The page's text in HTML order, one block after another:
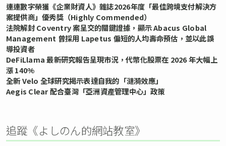
連連數字榮獲《企業財資人》雜誌2026年度「最佳跨境支付解決方
案提供商」優秀獎（Highly Commended）
法院解封 Coventry 案呈交的關鍵證據，顯示 Abacus Global
Management 曾採用 Lapetus 偏短的人均壽命預估，並以此誤
導投資者
DeFiLlama 最新研究報告呈現市況，代幣化股票在 2026 年大幅上
漲 140%
全新 Velo 全球研究揭示表達自我的「漣漪效應」
Aegis Clear 配合臺灣「亞洲資產管理中心」政策
追蹤《よしのん的網站教室》